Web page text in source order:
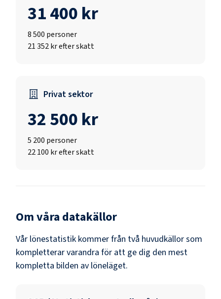
31 400 kr
8 500 personer
21 352 kr efter skatt
Privat sektor
32 500 kr
5 200 personer
22 100 kr efter skatt
Om våra datakällor
Vår lönestatistik kommer från två huvudkällor som
kompletterar varandra för att ge dig den mest
kompletta bilden av löneläget.